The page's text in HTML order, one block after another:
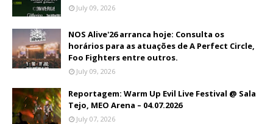
July 09, 2026
NOS Alive'26 arranca hoje: Consulta os
horários para as atuações de A Perfect Circle,
Foo Fighters entre outros.
July 09, 2026
Reportagem: Warm Up Evil Live Festival @ Sala
Tejo, MEO Arena – 04.07.2026
July 07, 2026